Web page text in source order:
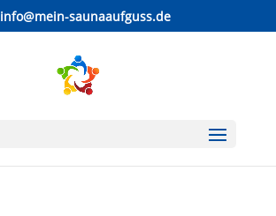
info@mein-saunaaufguss.de